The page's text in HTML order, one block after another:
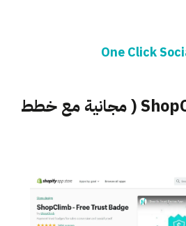
One Click
2 - إضافة ShopClimb ( مجانية مع خطط